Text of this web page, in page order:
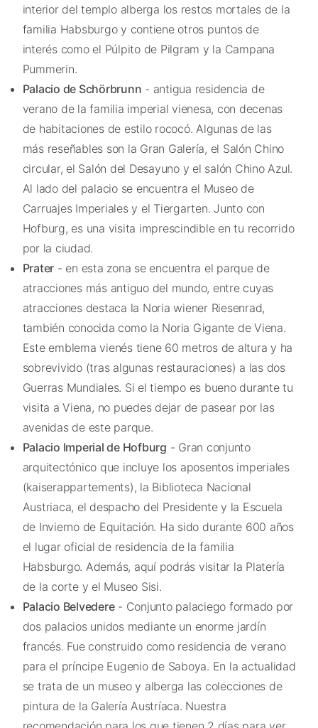
interior del templo alberga los restos mortales de la
familia Habsburgo y contiene otros puntos de
interés como el Púlpito de Pilgram y la Campana
Pummerin.
Palacio de Schörbrunn - antigua residencia de
verano de la familia imperial vienesa, con decenas
de habitaciones de estilo rococó. Algunas de las
más reseñables son la Gran Galería, el Salón Chino
circular, el Salón del Desayuno y el salón Chino Azul.
Al lado del palacio se encuentra el Museo de
Carruajes Imperiales y el Tiergarten. Junto con
Hofburg, es una visita imprescindible en tu recorrido
por la ciudad.
Prater - en esta zona se encuentra el parque de
atracciones más antiguo del mundo, entre cuyas
atracciones destaca la Noria wiener Riesenrad,
también conocida como la Noria Gigante de Viena.
Este emblema vienés tiene 60 metros de altura y ha
sobrevivido (tras algunas restauraciones) a las dos
Guerras Mundiales. Si el tiempo es bueno durante tu
visita a Viena, no puedes dejar de pasear por las
avenidas de este parque.
Palacio Imperial de Hofburg - Gran conjunto
arquitectónico que incluye los aposentos imperiales
(kaiserappartements), la Biblioteca Nacional
Austriaca, el despacho del Presidente y la Escuela
de Invierno de Equitación. Ha sido durante 600 años
el lugar oficial de residencia de la familia
Habsburgo. Además, aquí podrás visitar la Platería
de la corte y el Museo Sisi.
Palacio Belvedere- Conjunto palaciego formado por
dos palacios unidos mediante un enorme jardín
francés. Fue construido como residencia de verano
para el príncipe Eugenio de Saboya. En la actualidad
se trata de un museo y alberga las colecciones de
pintura de la Galería Austríaca. Nuestra